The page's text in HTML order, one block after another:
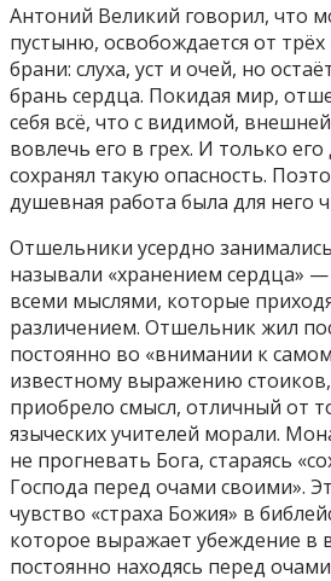
Антоний Великий говорил, что
пустыню, освобождается от
брани: слуха, уст и очей, но
брань сердца. Покидая мир,
себя всё, что с видимой,
вовлечь его в грех. И только
сохранял такую опасность.
душевная работа была для него
Отшельники усердно
называли «хранением сердца»
всеми мыслями, которые
различением. Отшельник жил
постоянно во «внимании к
известному выражению
приобрело смысл, отличный от
языческих учителей морали.
не прогневать Бога, стараясь
Господа перед очами своими».
чувство «страха Божия» в
которое выражает убеждение в
постоянно находясь перед